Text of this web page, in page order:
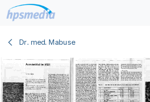
Zum Inhalt springen
Dr. med. Mabuse